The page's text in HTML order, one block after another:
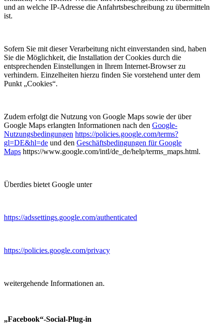
und an welche IP-Adresse die Anfahrtsbeschreibung zu übermitteln
ist.
Sofern Sie mit dieser Verarbeitung nicht einverstanden sind, haben
Sie die Möglichkeit, die Installation der Cookies durch die
entsprechenden Einstellungen in Ihrem Internet-Browser zu
verhindern. Einzelheiten hierzu finden Sie vorstehend unter dem
Punkt „Cookies“.
Zudem erfolgt die Nutzung von Google Maps sowie der über
Google Maps erlangten Informationen nach den Google-
Nutzungsbedingungen https://policies.google.com/terms?
gl=DE&hl=de und den Geschäftsbedingungen für Google
Maps https://www.google.com/intl/de_de/help/terms_maps.html.
Überdies bietet Google unter
https://adssettings.google.com/authenticated
https://policies.google.com/privacy
weitergehende Informationen an.
„Facebook“-Social-Plug-in